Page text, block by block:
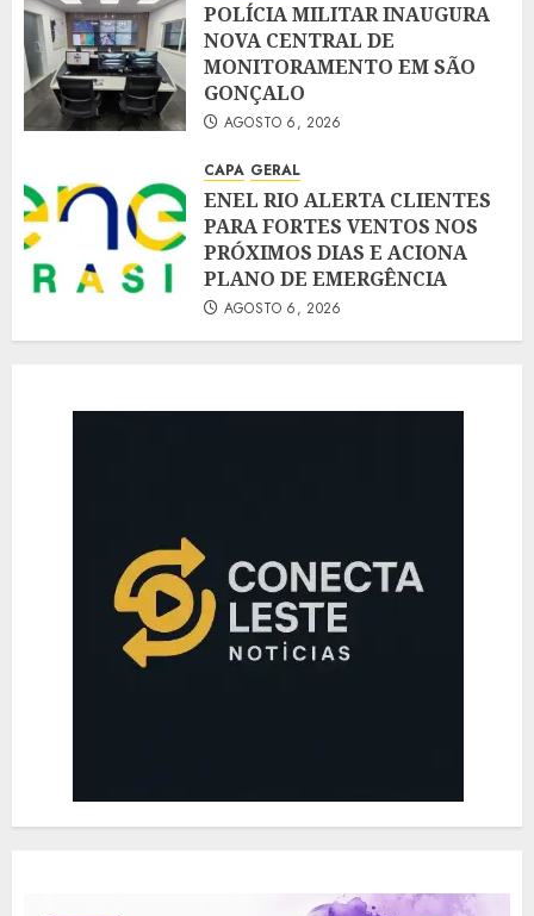
POLÍCIA MILITAR INAUGURA
NOVA CENTRAL DE
MONITORAMENTO EM SÃO
GONÇALO
AGOSTO 6, 2026
CAPA GERAL
ENEL RIO ALERTA CLIENTES
PARA FORTES VENTOS NOS
PRÓXIMOS DIAS E ACIONA
PLANO DE EMERGÊNCIA
AGOSTO 6, 2026